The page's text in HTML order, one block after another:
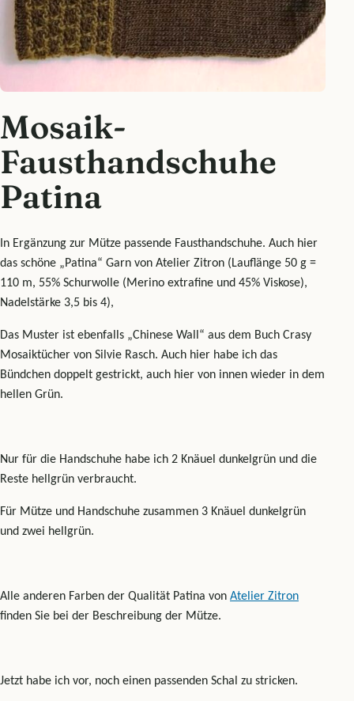
Mosaik-
Fausthandschuhe
Patina
In Ergänzung zur Mütze passende Fausthandschuhe. Auch hier
das schöne „Patina“ Garn von Atelier Zitron (Lauflänge 50 g =
110 m, 55% Schurwolle (Merino extrafine und 45% Viskose),
Nadelstärke 3,5 bis 4),
Das Muster ist ebenfalls „Chinese Wall“ aus dem Buch Crasy
Mosaiktücher von Silvie Rasch. Auch hier habe ich das
Bündchen doppelt gestrickt, auch hier von innen wieder in dem
hellen Grün.
Nur für die Handschuhe habe ich 2 Knäuel dunkelgrün und die
Reste hellgrün verbraucht.
Für Mütze und Handschuhe zusammen 3 Knäuel dunkelgrün
und zwei hellgrün.
Alle anderen Farben der Qualität Patina von Atelier Zitron
finden Sie bei der Beschreibung der Mütze.
Jetzt habe ich vor, noch einen passenden Schal zu stricken.